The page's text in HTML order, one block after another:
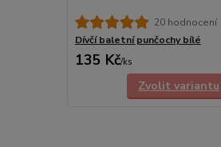
20 hodnocení
Dívčí baletní punčochy bílé
135 Kč/ks
Zvolit variantu